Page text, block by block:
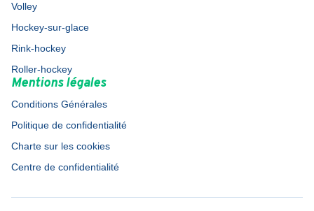
Volley
Hockey-sur-glace
Rink-hockey
Roller-hockey
Mentions légales
Conditions Générales
Politique de confidentialité
Charte sur les cookies
Centre de confidentialité